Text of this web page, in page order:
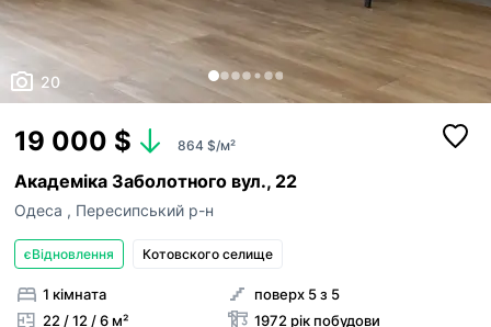
20
19 000 $ 864 $/м²
Академіка Заболотного вул., 22
Одеса , Пересипський р-н
єВідновлення Котовского селище
1 кімната
22 / 12 / 6 м²
поверх 5 з 5
1972 рік побудови